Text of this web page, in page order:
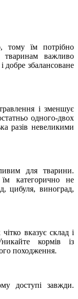
тому їм потрібно
важливо
збалансоване
і зменшує
одного-двох
разів невеликими
для тварини.
категорично не
цибуля, виноград,
вказує склад і
кормів із
походження.
доступі завжди.